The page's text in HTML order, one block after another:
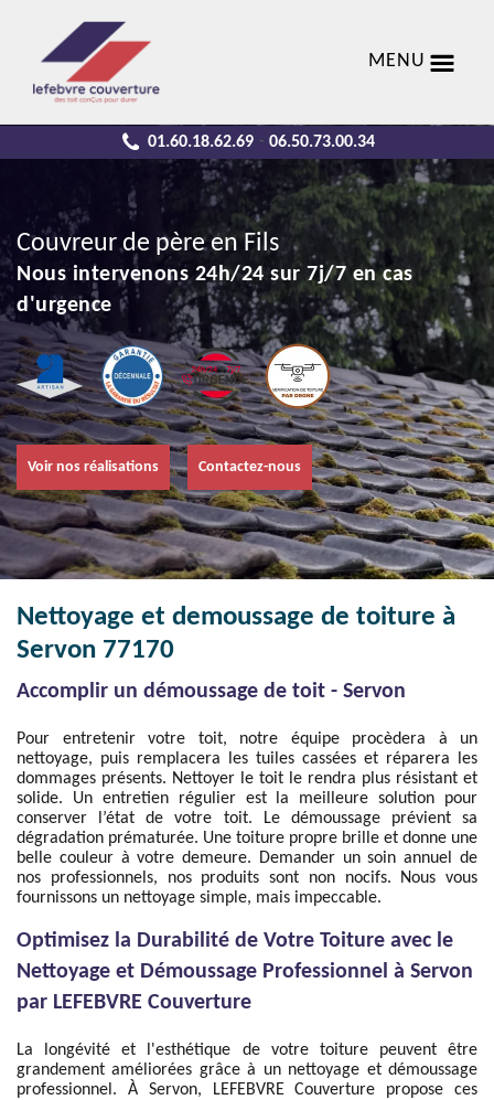
MENU
01.60.18.62.69 - 06.50.73.00.34
Couvreur de père en Fils
Nous intervenons 24h/24 sur 7j/7 en cas
d'urgence
Voir nos réalisations Contactez-nous
Nettoyage et demoussage de toiture à
Servon 77170
Accomplir un démoussage de toit - Servon
Pour entretenir votre toit, notre équipe procèdera à un
nettoyage, puis remplacera les tuiles cassées et réparera les
dommages présents. Nettoyer le toit le rendra plus résistant et
solide. Un entretien régulier est la meilleure solution pour
conserver l’état de votre toit. Le démoussage prévient sa
dégradation prématurée. Une toiture propre brille et donne une
belle couleur à votre demeure. Demander un soin annuel de
nos professionnels, nos produits sont non nocifs. Nous vous
fournissons un nettoyage simple, mais impeccable.
Optimisez la Durabilité de Votre Toiture avec le
Nettoyage et Démoussage Professionnel à Servon
par LEFEBVRE Couverture
La longévité et l'esthétique de votre toiture peuvent être
grandement améliorées grâce à un nettoyage et démoussage
professionnel. À Servon, LEFEBVRE Couverture propose ces